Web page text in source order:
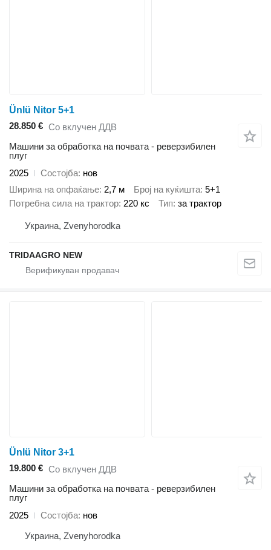
Ünlü Nitor 5+1
28.850 € Со вклучен ДДВ
Машини за обработка на почвата - реверзибилен
плуг
2025
Состојба нов
Ширина на опфаќање 2,7 м Број на куќишта 5+1
Потребна сила на трактор 220 кс Тип за трактор
Украина, Zvenyhorodka
TRIDAAGRO NEW
Ünlü Nitor 3+1
19.800 € Со вклучен ДДВ
Машини за обработка на почвата - реверзибилен
плуг
2025
Состојба нов
Украина, Zvenyhorodka